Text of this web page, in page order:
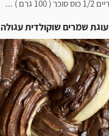
עוגת שמרים שוקולדית עגולה